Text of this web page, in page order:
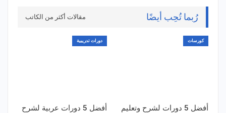
رُبما تُحِب أيضًا مقالات أكثر من الكاتب
كورسات
أفضل 5 دورات لشرح وتعليم
دورات تدريبية
أفضل 5 دورات عربية لشرح